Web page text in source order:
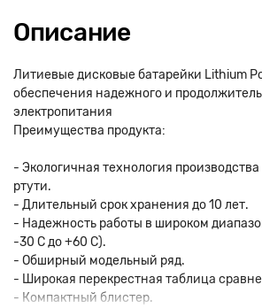
Описание
Литиевые дисковые батарейки Lithium
обеспечения надежного и
электропитания
Преимущества продукта:
- Экологичная технология
ртути.
- Длительный срок хранения до 10 лет.
- Надежность работы в широком
-30 С до +60 С).
- Обширный модельный ряд.
- Широкая перекрестная таблица
- Компактный блистер.